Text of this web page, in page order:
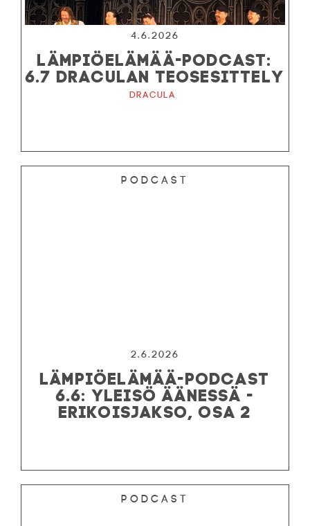
4.6.2026
LÄMPIÖELÄMÄÄ-PODCAST:
6.7 DRACULAN TEOSESITTELY
Dracula
Podcast
2.6.2026
LÄMPIÖELÄMÄÄ-PODCAST
6.6: YLEISÖ ÄÄNESSÄ -
ERIKOISJAKSO, OSA 2
Podcast